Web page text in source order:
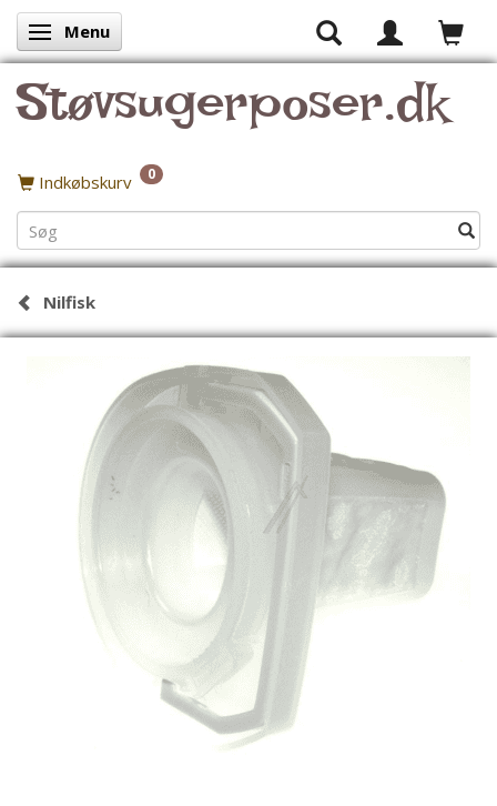
Skifte navigation
Menu
Støvsugerposer.dk
Indkøbskurv 0
Nilfisk